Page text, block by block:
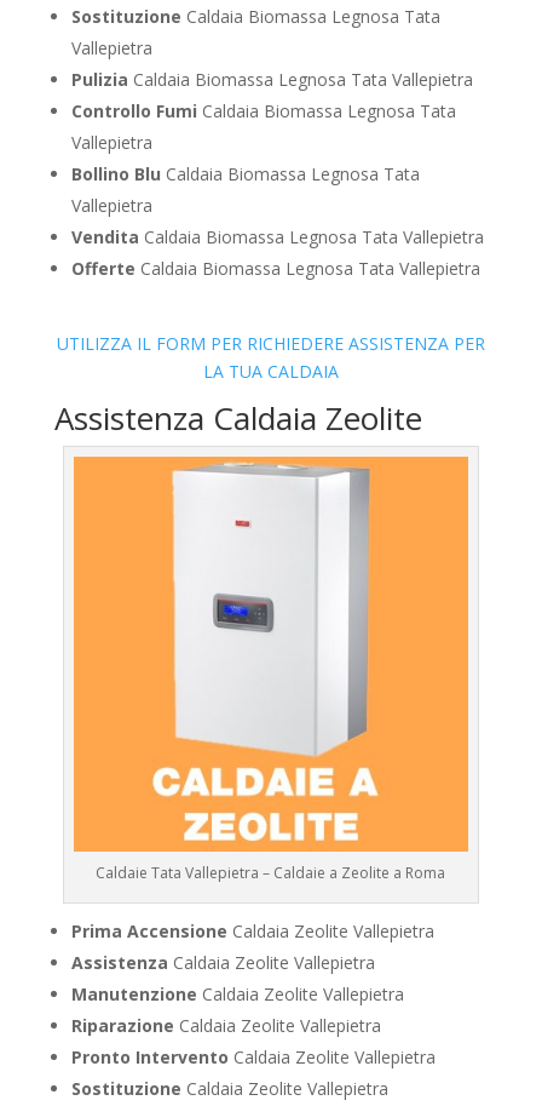
Sostituzione Caldaia Biomassa Legnosa Tata
Vallepietra
Pulizia Caldaia Biomassa Legnosa Tata Vallepietra
Controllo Fumi Caldaia Biomassa Legnosa Tata
Vallepietra
Bollino Blu Caldaia Biomassa Legnosa Tata
Vallepietra
Vendita Caldaia Biomassa Legnosa Tata Vallepietra
Offerte Caldaia Biomassa Legnosa Tata Vallepietra
UTILIZZA IL FORM PER RICHIEDERE ASSISTENZA PER
LA TUA CALDAIA
Assistenza Caldaia Zeolite
Caldaie Tata Vallepietra – Caldaie a Zeolite a Roma
Prima Accensione Caldaia Zeolite Vallepietra
Assistenza Caldaia Zeolite Vallepietra
Manutenzione Caldaia Zeolite Vallepietra
Riparazione Caldaia Zeolite Vallepietra
Pronto Intervento Caldaia Zeolite Vallepietra
Sostituzione Caldaia Zeolite Vallepietra